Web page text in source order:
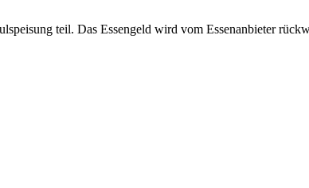
teil. Das Essengeld wird vom Essenanbieter